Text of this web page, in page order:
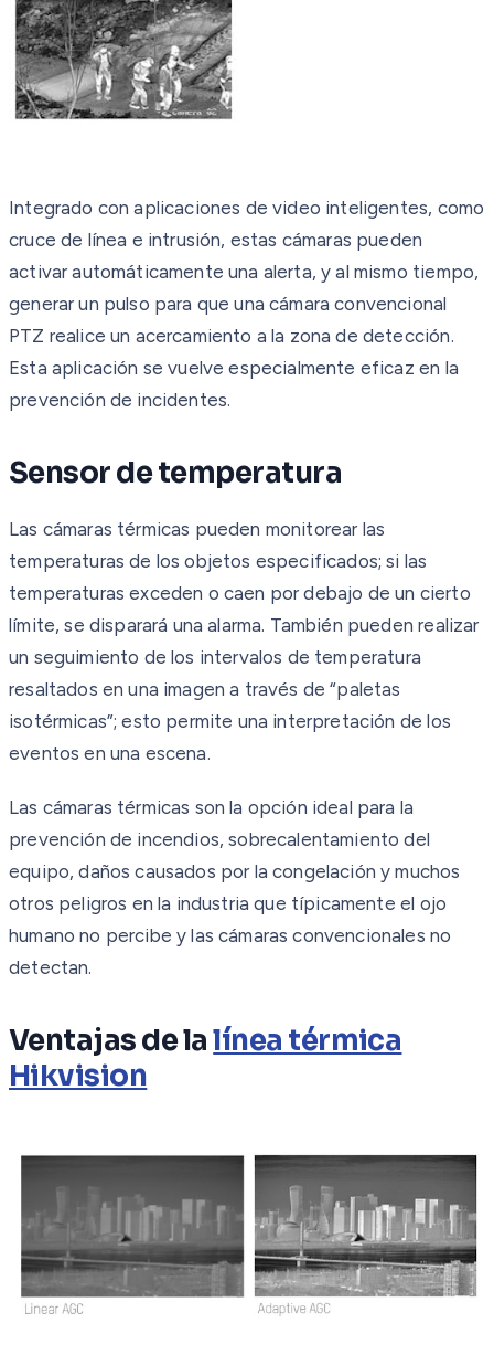
Integrado con aplicaciones de video inteligentes, como
cruce de línea e intrusión, estas cámaras pueden
activar automáticamente una alerta, y al mismo tiempo,
generar un pulso para que una cámara convencional
PTZ realice un acercamiento a la zona de detección.
Esta aplicación se vuelve especialmente eficaz en la
prevención de incidentes.
Sensor de temperatura
Las cámaras térmicas pueden monitorear las
temperaturas de los objetos especificados; si las
temperaturas exceden o caen por debajo de un cierto
límite, se disparará una alarma. También pueden realizar
un seguimiento de los intervalos de temperatura
resaltados en una imagen a través de “paletas
isotérmicas”; esto permite una interpretación de los
eventos en una escena.
Las cámaras térmicas son la opción ideal para la
prevención de incendios, sobrecalentamiento del
equipo, daños causados por la congelación y muchos
otros peligros en la industria que típicamente el ojo
humano no percibe y las cámaras convencionales no
detectan.
Ventajas de lalínea térmica
Hikvision